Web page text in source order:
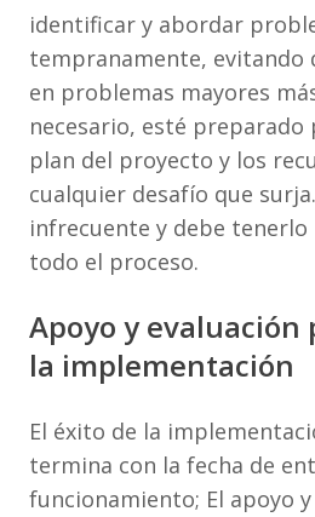
identificar y abordar
tempranamente, evitando
en problemas mayores
necesario, esté preparado
plan del proyecto y los
cualquier desafío que
infrecuente y debe
todo el proceso.
Apoyo y evaluación
la implementación
El éxito de la
termina con la fecha de
funcionamiento; El apoyo